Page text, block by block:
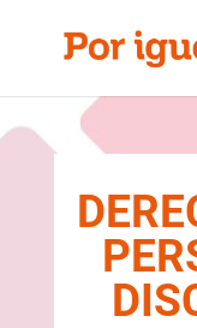
contenido
navegación